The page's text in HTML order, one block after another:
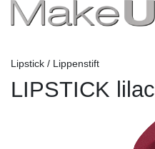
Lipstick / Lippenstift
LIPSTICK lilac